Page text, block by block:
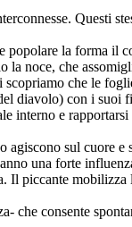
Questi
la forma il
la noce, che
scopriamo che le
diavolo) con i suoi
interno e
sul cuore
una forte
Il piccante mobilizza
che consente